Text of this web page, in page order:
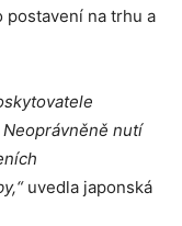
postavení na trhu a
Neoprávněně nutí
uvedla japonská